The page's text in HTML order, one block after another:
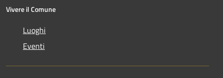
Vivere il Comune
Luoghi
Eventi